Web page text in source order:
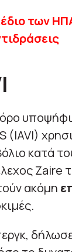
των
(IAVI)
κατά
Zaire
ακόμη